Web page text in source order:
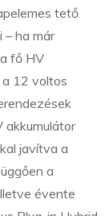
tető
ha már
fő HV
a 12 voltos
akkumulátor
javítva a
a
évente